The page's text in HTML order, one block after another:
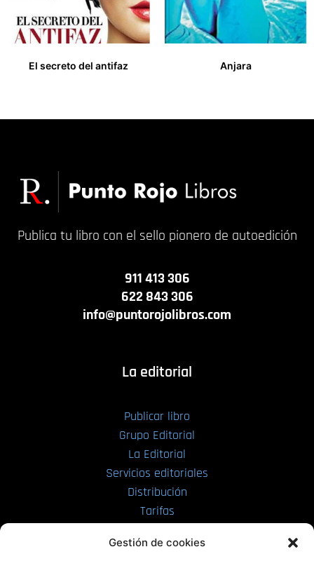
Gestión de cookies
El secreto del antifaz
Anjara
Publica tu libro con el sello pionero de autoedición
911 413 306
622 843 306
info@puntorojolibros.com
La editorial
Publicar libro
Grupo Editorial
La Editorial
Servicios editoriales
Distribución
Tarifas